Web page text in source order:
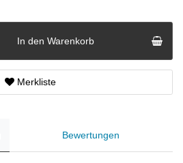
In den Warenkorb
Merkliste
Bewertungen